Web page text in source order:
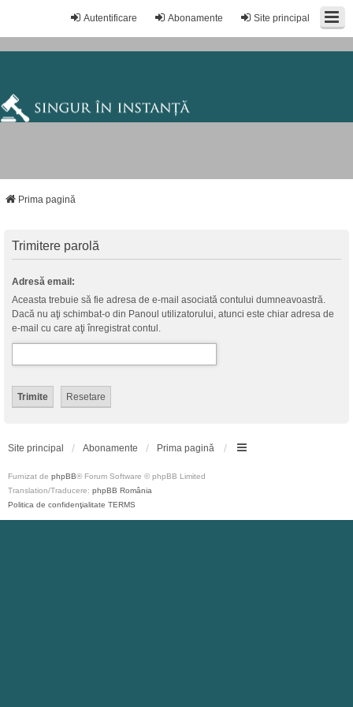
Site principal
Abonamente
Autentificare
Prima pagină
Trimitere parolă
Adresă email:
Aceasta trebuie să fie adresa de e-mail asociată contului dumneavoastră.
Dacă nu aţi schimbat-o din Panoul utilizatorului, atunci este chiar adresa de
e-mail cu care aţi înregistrat contul.
Site principal Abonamente Prima pagină
Furnizat de phpBB® Forum Software © phpBB Limited
Translation/Traducere: phpBB România
Politica de confidenţialitate TERMS